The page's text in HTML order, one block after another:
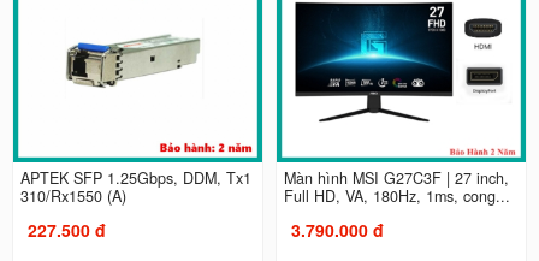
APTEK SFP 1.25Gbps, DDM, Tx1
310/Rx1550 (A)
227.500 đ
Màn hình MSI G27C3F | 27 inch,
Full HD, VA, 180Hz, 1ms, cong...
3.790.000 đ